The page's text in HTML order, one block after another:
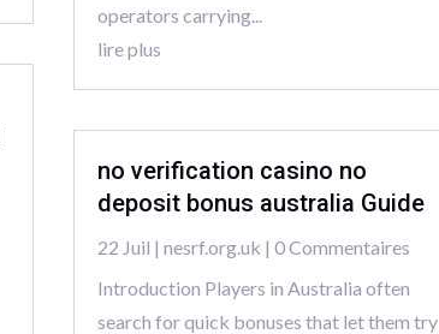
operators carrying...
lire plus
no verification casino no
deposit bonus australia Guide
22 Juil | nesrf.org.uk | 0 Commentaires
Introduction Players in Australia often
search for quick bonuses that let them try